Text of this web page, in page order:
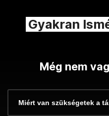
Gyakran
Még nem
Miért van szükségetek a